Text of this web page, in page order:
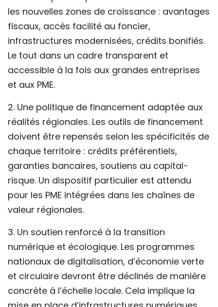
les nouvelles zones de croissance : avantages
fiscaux, accès facilité au foncier,
infrastructures modernisées, crédits bonifiés.
Le tout dans un cadre transparent et
accessible à la fois aux grandes entreprises
et aux PME.
2. Une politique de financement adaptée aux
réalités régionales. Les outils de financement
doivent être repensés selon les spécificités de
chaque territoire : crédits préférentiels,
garanties bancaires, soutiens au capital-
risque. Un dispositif particulier est attendu
pour les PME intégrées dans les chaînes de
valeur régionales.
3. Un soutien renforcé à la transition
numérique et écologique. Les programmes
nationaux de digitalisation, d’économie verte
et circulaire devront être déclinés de manière
concrète à l’échelle locale. Cela implique la